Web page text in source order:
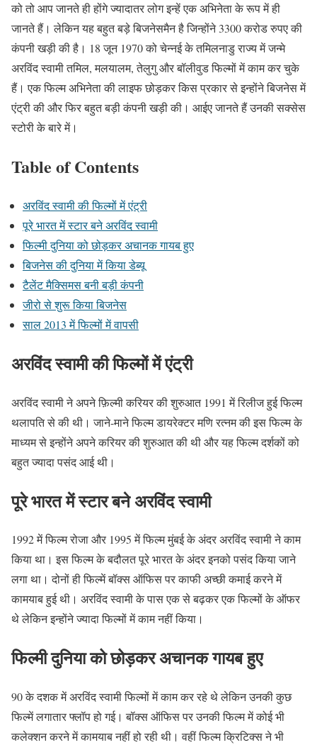
को तो आप जानते ही होंगे ज्यादातर लोग इन्हें एक अभिनेता के रूप में ही
जानते हैं। लेकिन यह बहुत बड़े बिजनेसमैन है जिन्होंने 3300 करोड रुपए की
कंपनी खड़ी की है। 18 जून 1970 को चेन्नई के तमिलनाडु राज्य में जन्मे
अरविंद स्वामी तमिल, मलयालम, तेलुगु और बॉलीवुड फिल्मों में काम कर चुके
हैं। एक फिल्म अभिनेता की लाइफ छोड़कर किस प्रकार से इन्होंने बिजनेस में
एंट्री की और फिर बहुत बड़ी कंपनी खड़ी की। आईए जानते हैं उनकी सक्सेस
स्टोरी के बारे में।
Table of Contents
अरविंद स्वामी की फिल्मों में एंट्री
पूरे भारत में स्टार बने अरविंद स्वामी
फिल्मी दुनिया को छोड़कर अचानक गायब हुए
बिजनेस की दुनिया में किया डेब्यू
टैलेंट मैक्सिमस बनी बड़ी कंपनी
जीरो से शुरू किया बिजनेस
साल 2013 में फिल्मों में वापसी
अरविंद स्वामी की फिल्मों में एंट्री
अरविंद स्वामी ने अपने फ़िल्मी करियर की शुरुआत 1991 में रिलीज हुई फिल्म
थलापति से की थी। जाने-माने फिल्म डायरेक्टर मणि रत्नम की इस फिल्म के
माध्यम से इन्होंने अपने करियर की शुरुआत की थी और यह फिल्म दर्शकों को
बहुत ज्यादा पसंद आई थी।
पूरे भारत में स्टार बने अरविंद स्वामी
1992 में फिल्म रोजा और 1995 में फिल्म मुंबई के अंदर अरविंद स्वामी ने काम
किया था। इस फिल्म के बदौलत पूरे भारत के अंदर इनको पसंद किया जाने
लगा था। दोनों ही फिल्में बॉक्स ऑफिस पर काफी अच्छी कमाई करने में
कामयाब हुई थी। अरविंद स्वामी के पास एक से बढ़कर एक फिल्मों के ऑफर
थे लेकिन इन्होंने ज्यादा फिल्मों में काम नहीं किया।
फिल्मी दुनिया को छोड़कर अचानक गायब हुए
90 के दशक में अरविंद स्वामी फिल्मों में काम कर रहे थे लेकिन उनकी कुछ
फिल्में लगातार फ्लॉप हो गई। बॉक्स ऑफिस पर उनकी फिल्म में कोई भी
कलेक्शन करने में कामयाब नहीं हो रही थी। वहीं फिल्म क्रिटिक्स ने भी